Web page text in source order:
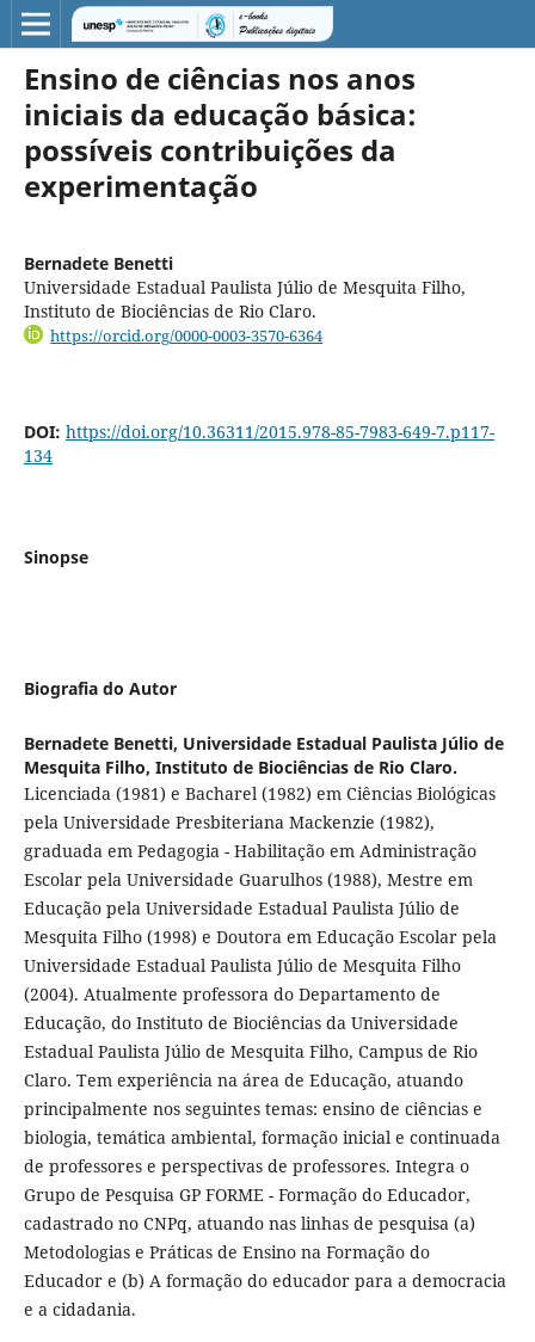
Ensino de ciências nos anos
iniciais da educação básica:
possíveis contribuições da
experimentação
Bernadete Benetti
Universidade Estadual Paulista Júlio de Mesquita Filho,
Instituto de Biociências de Rio Claro.
https://orcid.org/0000-0003-3570-6364
DOI: https://doi.org/10.36311/2015.978-85-7983-649-7.p117-
134
Sinopse
Biografia do Autor
Bernadete Benetti, Universidade Estadual Paulista Júlio de
Mesquita Filho, Instituto de Biociências de Rio Claro.
Licenciada (1981) e Bacharel (1982) em Ciências Biológicas
pela Universidade Presbiteriana Mackenzie (1982),
graduada em Pedagogia - Habilitação em Administração
Escolar pela Universidade Guarulhos (1988), Mestre em
Educação pela Universidade Estadual Paulista Júlio de
Mesquita Filho (1998) e Doutora em Educação Escolar pela
Universidade Estadual Paulista Júlio de Mesquita Filho
(2004). Atualmente professora do Departamento de
Educação, do Instituto de Biociências da Universidade
Estadual Paulista Júlio de Mesquita Filho, Campus de Rio
Claro. Tem experiência na área de Educação, atuando
principalmente nos seguintes temas: ensino de ciências e
biologia, temática ambiental, formação inicial e continuada
de professores e perspectivas de professores. Integra o
Grupo de Pesquisa GP FORME - Formação do Educador,
cadastrado no CNPq, atuando nas linhas de pesquisa (a)
Metodologias e Práticas de Ensino na Formação do
Educador e (b) A formação do educador para a democracia
e a cidadania.